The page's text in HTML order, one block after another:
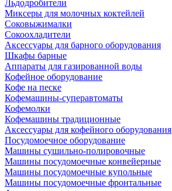
Льдодробители
Миксеры для молочных коктейлей
Соковыжималки
Сокоохладители
Аксессуары для барного оборудования
Шкафы барные
Аппараты для газированной воды
Кофейное оборудование
Кофе на песке
Кофемашины-суперавтоматы
Кофемолки
Кофемашины традиционные
Аксессуары для кофейного оборудования
Посудомоечное оборудование
Машины сушильно-полировочные
Машины посудомоечные конвейерные
Машины посудомоечные купольные
Машины посудомоечные фронтальные